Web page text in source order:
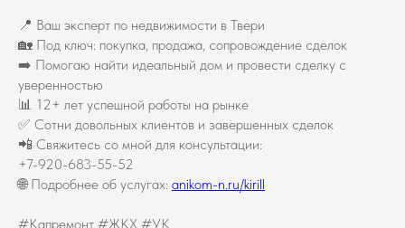
📍 Ваш эксперт по недвижимости в Твери
🏡 Под ключ: покупка, продажа, сопровождение сделок
➡️ Помогаю найти идеальный дом и провести сделку с
уверенностью
📊 12+ лет успешной работы на рынке
✅ Сотни довольных клиентов и завершенных сделок
📲 Свяжитесь со мной для консультации:
+7-920-683-55-52
🌐 Подробнее об услугах: anikom-n.ru/kirill
#Капремонт #ЖКХ #УК